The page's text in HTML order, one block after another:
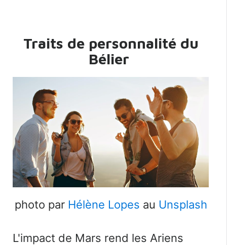
Traits de personnalité du
Bélier
photo par Hélène Lopes au Unsplash
L'impact de Mars rend les Ariens